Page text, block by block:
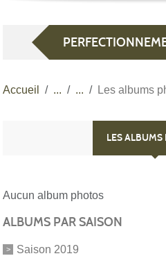
Accueil Les albums
LES ALBUMS
Aucun album photos
ALBUMS PAR SAISON
Saison 2019